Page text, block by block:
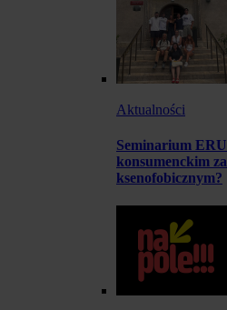
Aktualności
Seminarium
konsumenckim
ksenofobicznym?